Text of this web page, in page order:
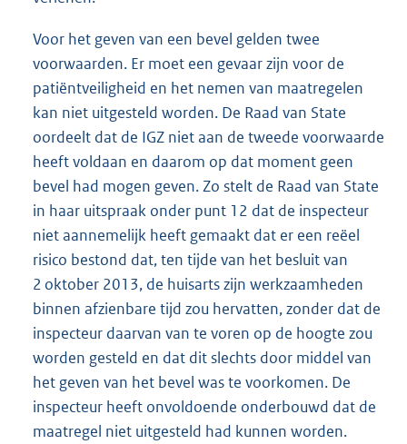
Voor het geven van een bevel gelden twee
voorwaarden. Er moet een gevaar zijn voor de
patiëntveiligheid en het nemen van maatregelen
kan niet uitgesteld worden. De Raad van State
oordeelt dat de IGZ niet aan de tweede voorwaarde
heeft voldaan en daarom op dat moment geen
bevel had mogen geven. Zo stelt de Raad van State
in haar uitspraak onder punt 12 dat de inspecteur
niet aannemelijk heeft gemaakt dat er een reëel
risico bestond dat, ten tijde van het besluit van
2 oktober 2013, de huisarts zijn werkzaamheden
binnen afzienbare tijd zou hervatten, zonder dat de
inspecteur daarvan van te voren op de hoogte zou
worden gesteld en dat dit slechts door middel van
het geven van het bevel was te voorkomen. De
inspecteur heeft onvoldoende onderbouwd dat de
maatregel niet uitgesteld had kunnen worden.